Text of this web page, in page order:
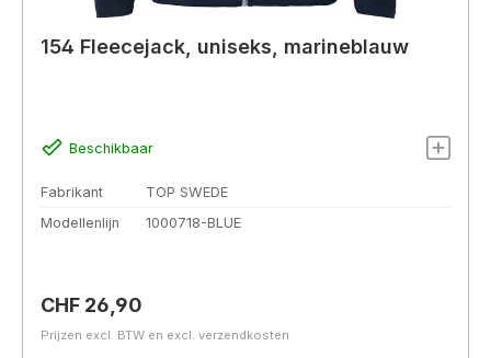
154 Fleecejack, uniseks, marineblauw
Beschikbaar
Fabrikant
TOP SWEDE
Modellenlijn
1000718-BLUE
Normale prijs:
CHF 26,90
Prijzen excl. BTW en excl. verzendkosten